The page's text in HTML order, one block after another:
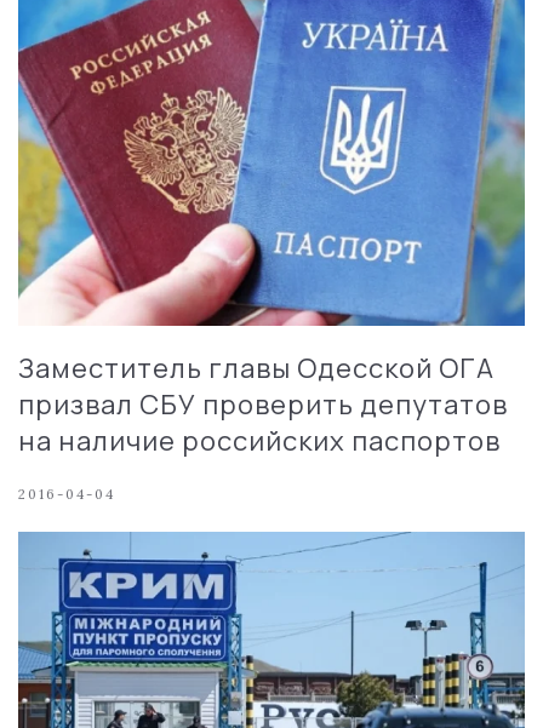
Заместитель главы Одесской ОГА
призвал СБУ проверить депутатов
на наличие российских паспортов
2016-04-04